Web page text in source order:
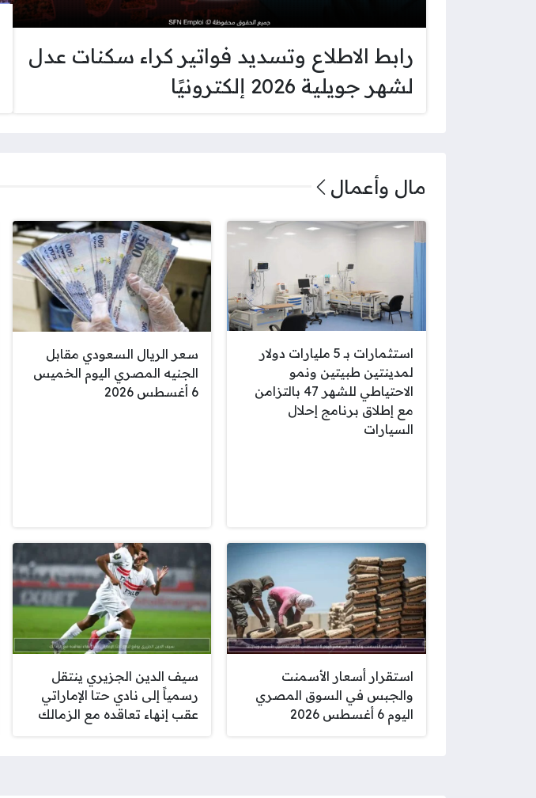
رابط الاطلاع وتسديد فواتير كراء سكنات عدل
لشهر جويلية 2026 إلكترونيًا
مال وأعمال
استثمارات بـ 5 مليارات دولار
لمدينتين طبيتين ونمو
الاحتياطي للشهر 47 بالتزامن
مع إطلاق برنامج إحلال
السيارات
سعر الريال السعودي مقابل
الجنيه المصري اليوم الخميس
6 أغسطس 2026
استقرار أسعار الأسمنت
والجبس في السوق المصري
اليوم 6 أغسطس 2026
سيف الدين الجزيري ينتقل
رسمياً إلى نادي حتا الإماراتي
عقب إنهاء تعاقده مع الزمالك